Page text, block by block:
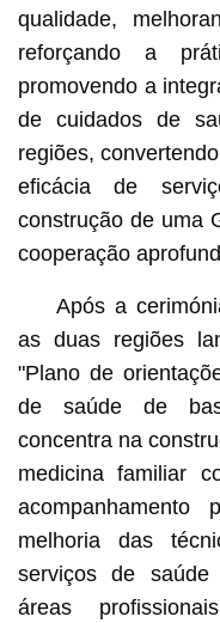
qualidade,
reforçando a
promovendo a
de cuidados de
regiões,
eficácia de
construção de uma
cooperação
Após a
as duas regiões
"Plano de
de saúde de
concentra na
medicina familiar
melhoria das
serviços de saúde
áreas